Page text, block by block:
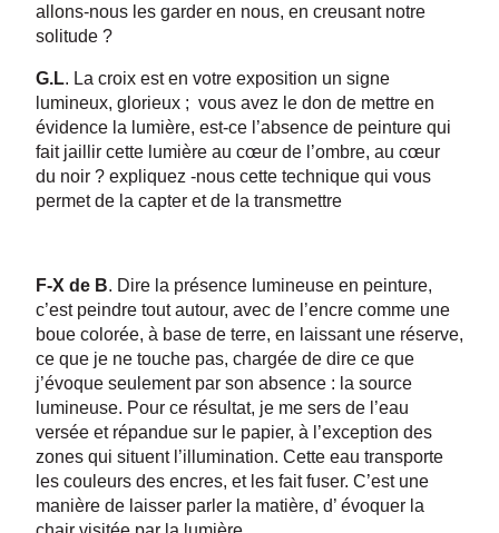
allons-nous les garder en nous, en creusant notre
solitude ?
G.L. La croix est en votre exposition un signe
lumineux, glorieux ; vous avez le don de mettre en
évidence la lumière, est-ce l’absence de peinture qui
fait jaillir cette lumière au cœur de l’ombre, au cœur
du noir ? expliquez -nous cette technique qui vous
permet de la capter et de la transmettre
F-X de B. Dire la présence lumineuse en peinture,
c’est peindre tout autour, avec de l’encre comme une
boue colorée, à base de terre, en laissant une réserve,
ce que je ne touche pas, chargée de dire ce que
j’évoque seulement par son absence : la source
lumineuse. Pour ce résultat, je me sers de l’eau
versée et répandue sur le papier, à l’exception des
zones qui situent l’illumination. Cette eau transporte
les couleurs des encres, et les fait fuser. C’est une
manière de laisser parler la matière, d’ évoquer la